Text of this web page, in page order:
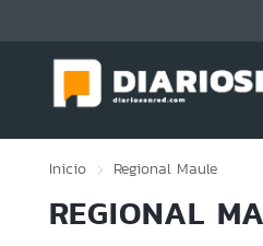
Inicio Regional Maule
REGIONAL